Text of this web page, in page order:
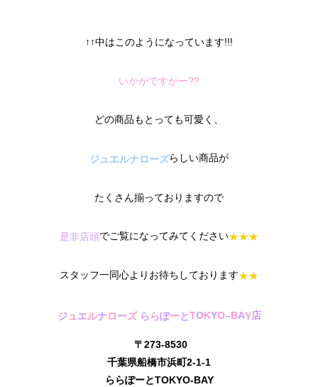
↑↑中はこのようになっています!!!
いかがですかー??
どの商品もとっても可愛く、
ジュエルナローズらしい商品が
たくさん揃っておりますので
是非店頭でご覧になってみてください★★★
スタッフ一同心よりお待ちしております★★
ジュ エルナローズ ららぽーとTOKYO–BAY店
〒273-8530
千葉県船橋市浜町2-1-1
ららぽーとTOKYO-BAY